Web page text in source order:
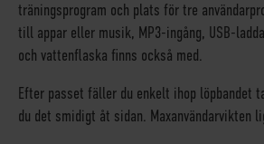
träningsprogram och plats för tre
till appar eller musik, MP3-ingång, USB-
och vattenflaska finns också med.
Efter passet fäller du enkelt ihop löpbandet
du det smidigt åt sidan. Maxanvändarvikten